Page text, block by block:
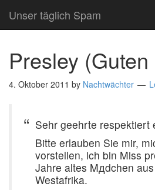
Unser täglich Spam
Presley
4. Oktober 2011 by Nachtwächter
Sehr geehrte respektiert
Bitte erlauben Sie mir,
vorstellen, ich bin Miss
Jahre altes Mдdchen
Westafrika.